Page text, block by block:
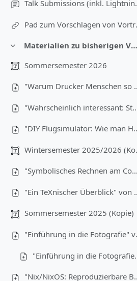
Talk
Pad zum
Collapse
Materialien zu bisherigen Vorträgen
Sommersemester 2026
"Warum Drucker
"Wahrscheinlich interessant: Statistik für
"DIY Flugsimulator: Wie man Hardware
"Symbolisches Rechnen am Computer" von Christoph Brehm (17.12.2025)
"Ein TeXnischer
Sommersemester 2025 (Kopie)
"Einführung in die
"Nix/NixOS: